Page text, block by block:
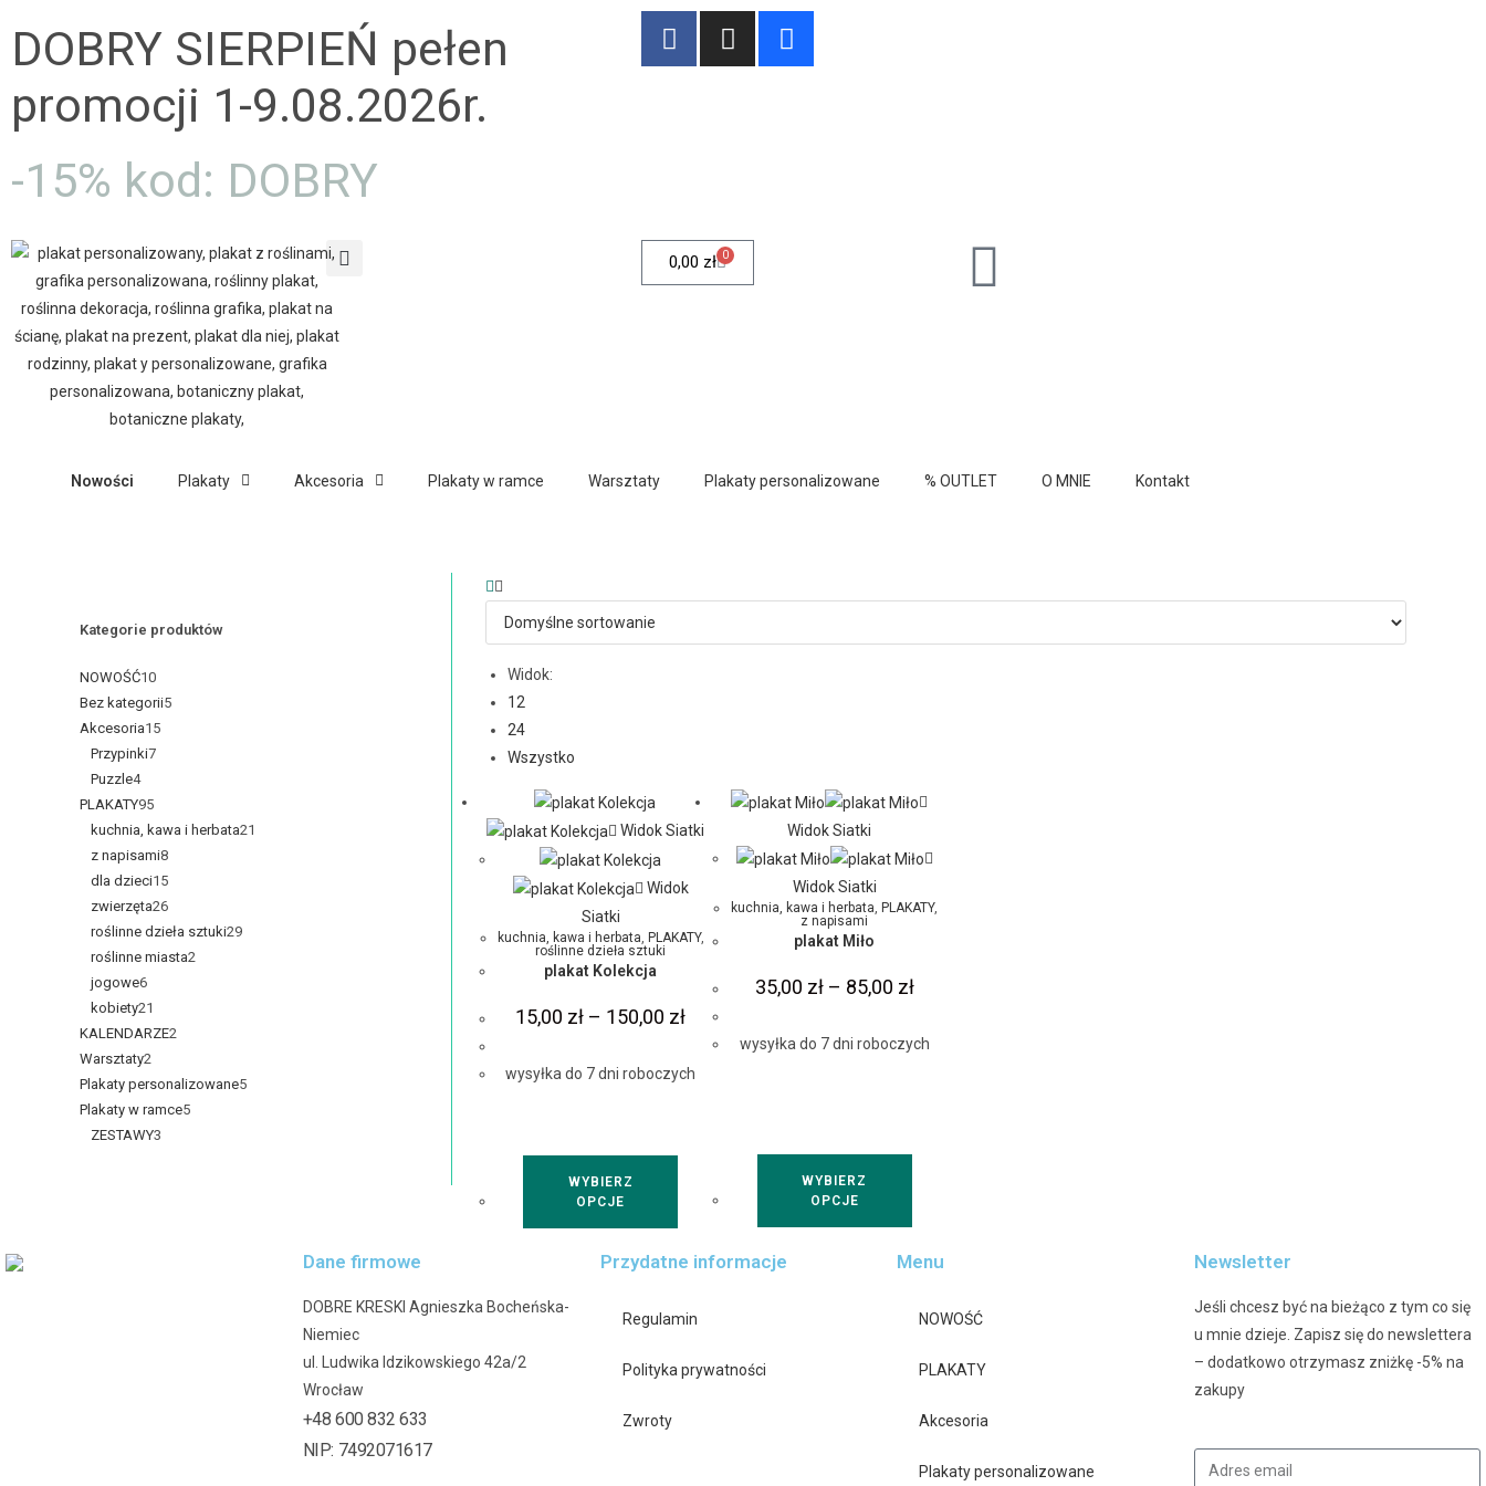
DOBRY SIERPIEŃ pełen
promocji 1-9.08.2026r.
-15% kod: DOBRY
0,00 zł 0
Nowości Plakaty Akcesoria Plakaty w ramce Warsztaty Plakaty personalizowane % OUTLET O MNIE Kontakt
Widok:
12
24
Wszystko
Widok Siatki
Widok
Siatki
kuchnia, kawa i herbata PLAKATY,
roślinne dzieła sztuki
plakat Kolekcja
15,00 zł – 150,00 zł
wysyłka do 7 dni roboczych
WYBIERZ
OPCJE
Widok Siatki
Widok Siatki
kuchnia, kawa i herbata, PLAKATY,
z napisami
plakat Miło
35,00 zł – 85,00 zł
wysyłka do 7 dni roboczych
WYBIERZ
OPCJE
Kategorie produktów
NOWOŚĆ10
Bez kategorii5
Akcesoria15
Przypinki7
Puzzle4
PLAKATY95
kuchnia, kawa i herbata21
z napisami8
dla dzieci15
zwierzęta26
roślinne dzieła sztuki29
roślinne miasta2
jogowe6
kobiety21
KALENDARZE2
Warsztaty2
Plakaty personalizowane5
Plakaty w ramce5
ZESTAWY3
Dane firmowe
DOBRE KRESKI Agnieszka Bocheńska-
Niemiec
ul. Ludwika Idzikowskiego 42a/2
Wrocław
+48 600 832 633
NIP: 7492071617
Przydatne informacje
Regulamin
Polityka prywatności
Zwroty
Menu
NOWOŚĆ
PLAKATY
Akcesoria
Plakaty personalizowane
Newsletter
Jeśli chcesz być na bieżąco z tym co się
u mnie dzieje. Zapisz się do newslettera
– dodatkowo otrzymasz zniżkę -5% na
zakupy